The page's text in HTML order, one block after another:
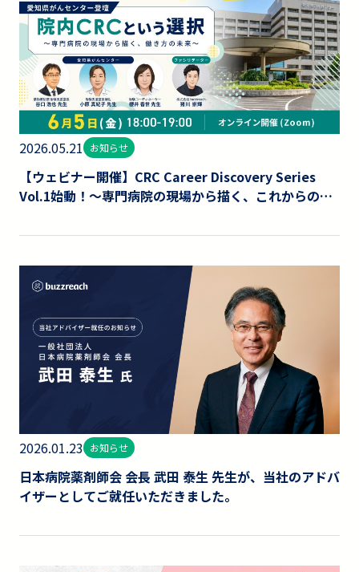
2026.05.21 お知らせ
【ウェビナー開催】CRC Career Discovery Series
Vol.1始動！～専門病院の現場から描く、これからの働
2026.01.23 お知らせ
日本病院薬剤師会 会長 武田 泰生 先生が、当社のアドバ
イザーとしてご就任いただきました。